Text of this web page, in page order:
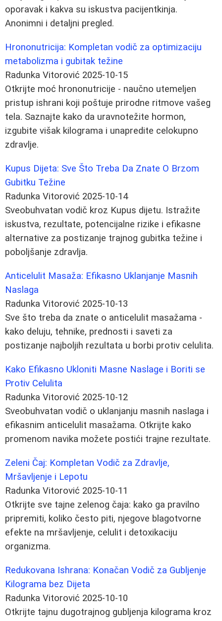
oporavak i kakva su iskustva pacijentkinja.
Anonimni i detaljni pregled.
Hrononutricija: Kompletan vodič za optimizaciju
metabolizma i gubitak težine
Radunka Vitorović 2025-10-15
Otkrijte moć hrononutricije - naučno utemeljen
pristup ishrani koji poštuje prirodne ritmove vašeg
tela. Saznajte kako da uravnotežite hormon,
izgubite višak kilograma i unapredite celokupno
zdravlje.
Kupus Dijeta: Sve Što Treba Da Znate O Brzom
Gubitku Težine
Radunka Vitorović 2025-10-14
Sveobuhvatan vodič kroz Kupus dijetu. Istražite
iskustva, rezultate, potencijalne rizike i efikasne
alternative za postizanje trajnog gubitka težine i
poboljšanje zdravlja.
Anticelulit Masaža: Efikasno Uklanjanje Masnih
Naslaga
Radunka Vitorović 2025-10-13
Sve što treba da znate o anticelulit masažama -
kako deluju, tehnike, prednosti i saveti za
postizanje najboljih rezultata u borbi protiv celulita.
Kako Efikasno Ukloniti Masne Naslage i Boriti se
Protiv Celulita
Radunka Vitorović 2025-10-12
Sveobuhvatan vodič o uklanjanju masnih naslaga i
efikasnim anticelulit masažama. Otkrijte kako
promenom navika možete postići trajne rezultate.
Zeleni Čaj: Kompletan Vodič za Zdravlje,
Mršavljenje i Lepotu
Radunka Vitorović 2025-10-11
Otkrijte sve tajne zelenog čaja: kako ga pravilno
pripremiti, koliko često piti, njegove blagotvorne
efekte na mršavljenje, celulit i detoxikaciju
organizma.
Redukovana Ishrana: Konačan Vodič za Gubljenje
Kilograma bez Dijeta
Radunka Vitorović 2025-10-10
Otkrijte tajnu dugotrajnog gubljenja kilograma kroz